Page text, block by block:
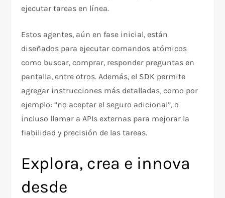
ejecutar tareas en línea.
Estos agentes, aún en fase inicial, están
diseñados para ejecutar comandos atómicos
como buscar, comprar, responder preguntas en
pantalla, entre otros. Además, el SDK permite
agregar instrucciones más detalladas, como por
ejemplo: “no aceptar el seguro adicional”, o
incluso llamar a APIs externas para mejorar la
fiabilidad y precisión de las tareas.
Explora, crea e innova
desde